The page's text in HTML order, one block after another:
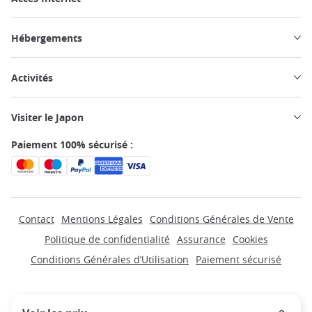
Hébergements
Activités
Visiter le Japon
Paiement 100% sécurisé :
Contact Mentions Légales
Conditions Générales de Vente
Politique de confidentialité Assurance
Cookies
Conditions Générales d’Utilisation
Paiement sécurisé